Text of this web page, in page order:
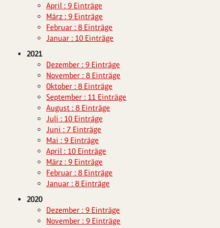
April : 9 Einträge
März : 9 Einträge
Februar : 8 Einträge
Januar : 10 Einträge
2021
Dezember : 9 Einträge
November : 8 Einträge
Oktober : 8 Einträge
September : 11 Einträge
August : 8 Einträge
Juli : 10 Einträge
Juni : 7 Einträge
Mai : 9 Einträge
April : 10 Einträge
März : 9 Einträge
Februar : 8 Einträge
Januar : 8 Einträge
2020
Dezember : 9 Einträge
November : 9 Einträge